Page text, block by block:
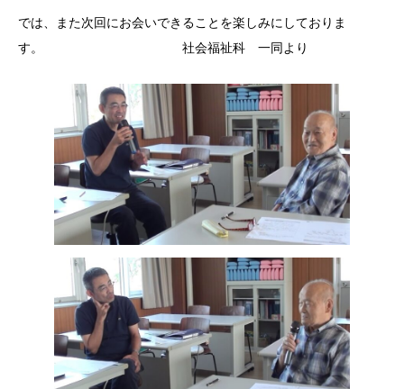
では、また次回にお会いできることを楽しみにしておりま
す。 社会福祉科 一同より